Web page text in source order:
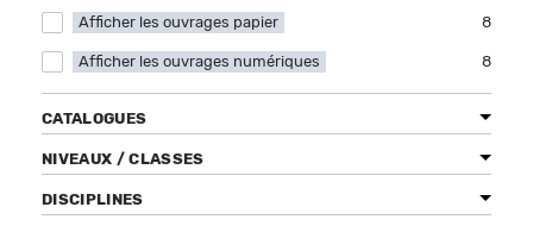
Bénéficiez de tarifs préférentiels
Téléchargez des ressources gratuites
Recevez des informations sur nos nouveautés
Afficher les ouvrages papier 8
Apply Afficher les ouvrages papier filter
Afficher les ouvrages numériques 8
Apply Afficher les ouvrages numériques filter
CATALOGUES
NIVEAUX / CLASSES
DISCIPLINES